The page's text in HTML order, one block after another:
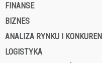
FINANSE
BIZNES
ANALIZA RYNKU I
LOGISTYKA